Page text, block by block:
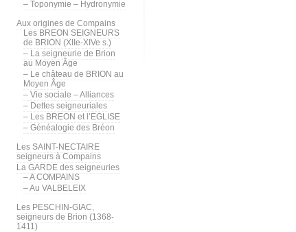
– Toponymie – Hydronymie
Aux origines de Compains
Les BREON SEIGNEURS
de BRION (XIIe-XIVe s.)
– La seigneurie de Brion
au Moyen Âge
– Le château de BRION au
Moyen Âge
– Vie sociale – Alliances
– Dettes seigneuriales
– Les BREON et l’EGLISE
– Généalogie des Bréon
Les SAINT-NECTAIRE
seigneurs à Compains
La GARDE des seigneuries
– A COMPAINS
– Au VALBELEIX
Les PESCHIN-GIAC,
seigneurs de Brion (1368-
1411)